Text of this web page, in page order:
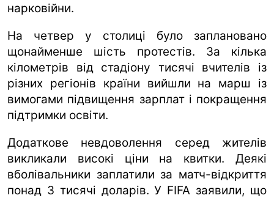
нарковійни.
На четвер у столиці було заплановано
щонайменше шість протестів. За кілька
кілометрів від стадіону тисячі вчителів із
різних регіонів країни вийшли на марш із
вимогами підвищення зарплат і покращення
підтримки освіти.
Додаткове невдоволення серед жителів
викликали високі ціни на квитки. Деякі
вболівальники заплатили за матч-відкриття
понад 3 тисячі доларів. У FIFA заявили, що